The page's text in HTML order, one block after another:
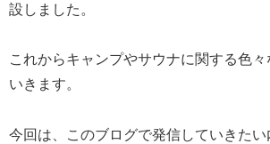
設しました。
これからキャンプやサウナに関する色
いきます。
今回は、このブログで発信していきたい